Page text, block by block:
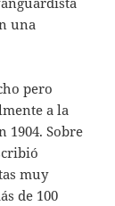
una
pero
a la
Sobre
muy
de 100